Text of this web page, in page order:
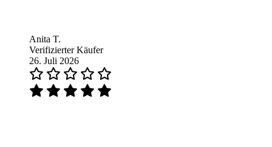
Anita T.
Verifizierter Käufer
26. Juli 2026